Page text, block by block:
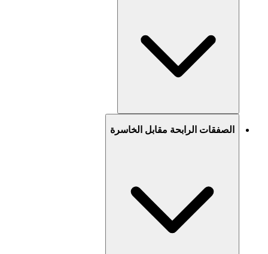
الصفقات الرابحة مقابل الخاسرة